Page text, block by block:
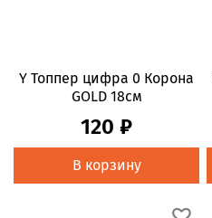
Y Топпер цифра 0 Корона
GOLD 18см
120 ₽
В корзину